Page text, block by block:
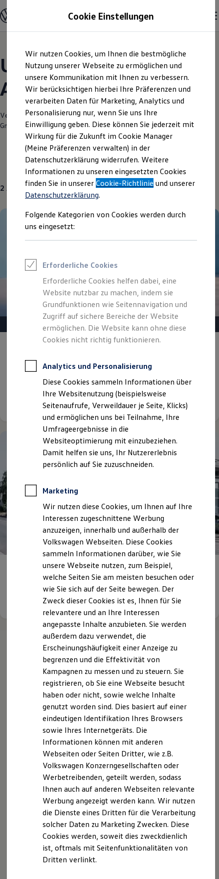
Hauptinhalt
springen
Footer
springen
Modelle und Konfigurator
Konfigurator
Modelle vergleichen
Elektroautos
ENERGY Sondermodelle
Nutzfahrzeuge
SUV und CUV
Familienautos
Kombis
Kompaktwagen
Sportwagen
Schnell verfügbare Fahrzeuge
Angebote und Produkte
Aktuelle Angebote
E-Auto-Förderung
Volkswagen Marktplatz
Die ENERGY Sondermodelle
Junge Gebrauchtwagen und Gebrauchtwagen
Volkswagen Zertifizierte Gebrauchtwagen
Elektromobilität bei Gebrauchtwagen
Saisonangebote
Reifenpakete
Leasing
Leasing-Angebote
Elektroauto Leasing
Kleinwagen-Leasing
Leasing ohne Anzahlung
Finanzierung
Autokredit mit Schlussrate
Versicherungen und Garantien
Kfz-Versicherung
Restschuldversicherungen
Garantien
Professional Class bei Volkswagen
Behörden
Direktkunden
Sonderfahrzeuge
Anpfiff zum Gewinn
Elektromobilität
Elektroautos
ID. Tutorials
Elektrofahrzeugkonzepte
ID. EVERY1
Reichweite
Rekuperation
Laden unterwegs
Laden Zuhause
Ladestationen finden
Ladezeitensimulator
Batterie
Sicherheit
Nachhaltigkeit
Technologie
Kosten und Kauf
Kaufoptionen
E-Auto-Förderung
Software und Konnektivität
Die ID. Software 6
ID. Software Versionen und Updates
Digitale Extras
Schnittstellen zu Ihrem ID.
Hybridautos
Marke und Erlebnis
Volkswagen R und R Experience
R-Modelle
R Experience
Driving Experience
Volkswagen entdecken
Werkbesichtigung
Lifestyle Shop
T-Roc Kollektion
Golf Kollektion
ID. Kollektion
Volkswagen Kollektion
R-Kollektion
GTI Kollektion
Fußball Drop
we drive football
#wedriveproud
Besitzer und Service
Software Updates
Service und Ersatzteile
Unsere aktuellen
Angebote und mehr
Verantwortlich für die Inhalte auf dieser Seite ist die Autohaus Minrath
GmbH & Co. KG(Impressum & Rechtliches)
2 Angebote
Gepflegt, geprüft und für gut befunden.
Volkswagen Zertifizierte
Gebrauchtwagen.
Details ansehen
Autohaus Minrath
Details ansehen
Ihrenächsten
Schritte
Probefahrt vereinbaren
Fahrzeugangebot anfordern
Servicetermin buchen
Cookie Einstellungen
Wir nutzen Cookies, um Ihnen die bestmögliche
Nutzung unserer Webseite zu ermöglichen und
unsere Kommunikation mit Ihnen zu verbessern.
Wir berücksichtigen hierbei Ihre Präferenzen und
verarbeiten Daten für Marketing, Analytics und
Personalisierung nur, wenn Sie uns Ihre
Einwilligung geben. Diese können Sie jederzeit mit
Wirkung für die Zukunft im Cookie Manager
(Meine Präferenzen verwalten) in der
Datenschutzerklärung widerrufen. Weitere
Informationen zu unseren eingesetzten Cookies
finden Sie in unsererCookie-Richtlinie und unserer
Datenschutzerklärung.
Folgende Kategorien von Cookies werden durch
uns eingesetzt:
Erforderliche Cookies
Erforderliche Cookies helfen dabei, eine
Website nutzbar zu machen, indem sie
Grundfunktionen wie Seitennavigation und
Zugriff auf sichere Bereiche der Website
ermöglichen. Die Website kann ohne diese
Cookies nicht richtig funktionieren.
Analytics und Personalisierung
Diese Cookies sammeln Informationen über
Ihre Websitenutzung (beispielsweise
Seitenaufrufe, Verweildauer je Seite, Klicks)
und ermöglichen uns bei Teilnahme, Ihre
Umfrageergebnisse in die
Websiteoptimierung mit einzubeziehen.
Damit helfen sie uns, Ihr Nutzererlebnis
persönlich auf Sie zuzuschneiden.
Marketing
Wir nutzen diese Cookies, um Ihnen auf Ihre
Interessen zugeschnittene Werbung
anzuzeigen, innerhalb und außerhalb der
Volkswagen Webseiten. Diese Cookies
sammeln Informationen darüber, wie Sie
unsere Webseite nutzen, zum Beispiel,
welche Seiten Sie am meisten besuchen oder
wie Sie sich auf der Seite bewegen. Der
Zweck dieser Cookies ist es, Ihnen für Sie
relevantere und an Ihre Interessen
angepasste Inhalte anzubieten. Sie werden
außerdem dazu verwendet, die
Erscheinungshäufigkeit einer Anzeige zu
begrenzen und die Effektivität von
Kampagnen zu messen und zu steuern. Sie
registrieren, ob Sie eine Webseite besucht
haben oder nicht, sowie welche Inhalte
genutzt worden sind. Dies basiert auf einer
eindeutigen Identifikation Ihres Browsers
sowie Ihres Internetgeräts. Die
Informationen können mit anderen
Webseiten oder Seiten Dritter, wie z.B.
Volkswagen Konzerngesellschaften oder
Werbetreibenden, geteilt werden, sodass
Ihnen auch auf anderen Webseiten relevante
Werbung angezeigt werden kann. Wir nutzen
die Dienste eines Dritten für die Verarbeitung
solcher Daten zu Marketing Zwecken. Diese
Cookies werden, soweit dies zweckdienlich
ist, oftmals mit Seitenfunktionalitäten von
Dritten verlinkt.